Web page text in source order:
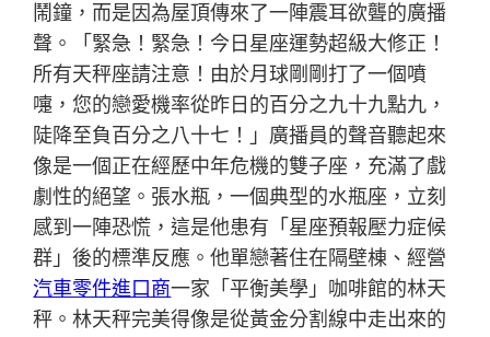
鬧鐘，而是因為屋頂傳來了一陣震耳欲聾的廣播
聲。「緊急！緊急！今日星座運勢超級大修正！
所有天秤座請注意！由於月球剛剛打了一個噴
嚏，您的戀愛機率從昨日的百分之九十九點九，
陡降至負百分之八十七！」廣播員的聲音聽起來
像是一個正在經歷中年危機的雙子座，充滿了戲
劇性的絕望。張水瓶，一個典型的水瓶座，立刻
感到一陣恐慌，這是他患有「星座預報壓力症候
群」後的標準反應。他單戀著住在隔壁棟、經營
汽車零件進口商一家「平衡美學」咖啡館的林天
秤。林天秤完美得像是從黃金分割線中走出來的